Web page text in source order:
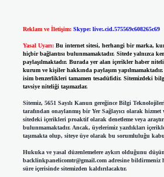
Reklam ve İletişim: Skype: live:.cid.575569c608265c69
Yasal Uyarı: Bu internet sitesi, herhangi bir marka,
hiçbir bağlantısı bulunmamaktadır. Sitede yalnızca
paylaşılmaktadır. Burada yer alan içerikler haber
kurum ve kişiler hakkında paylaşım
isim benzerlikleri tamamen tesadüfidir. Sitemizdeki
tavsiye niteliği taşımazlar.
Sitemiz, 5651 Sayılı Kanun gereğince Bilgi
tarafından onaylanmış bir Yer Sağlayıcı olarak
sitedeki içerikleri proaktif olarak denetleme veya
bulunmamaktadır. Ancak, üyelerimiz yazdıkları
taşımakta olup, siteye üye olarak bu sorumluluğu
Hukuka ve yasal düzenlemelere aykırı olduğunu
backlinkpanelicomtr@gmail.comadresine bildirmeniz
süre içerisinde sitemizden kaldırılacaktır.